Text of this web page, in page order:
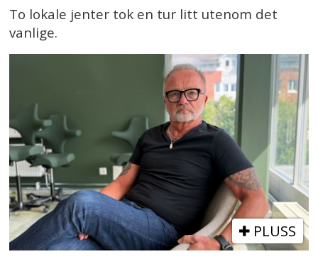
To lokale jenter tok en tur litt utenom det
vanlige.
PLUSS